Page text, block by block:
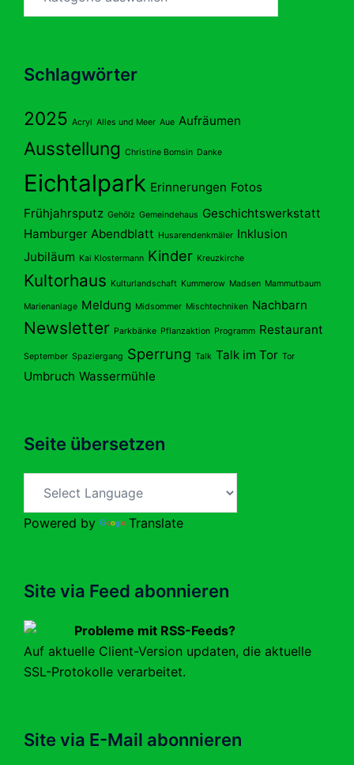
Schlagwörter
2025 Acryl Alles und Meer Aue Aufräumen
Ausstellung Christine Bomsin Danke
Eichtalpark Erinnerungen Fotos
Frühjahrsputz Gehölz Gemeindehaus Geschichtswerkstatt
Hamburger Abendblatt Husarendenkmäler Inklusion
Jubiläum Kai Klostermann Kinder Kreuzkirche
Kultorhaus Kulturlandschaft Kummerow Madsen Mammutbaum
Marienanlage Meldung Midsommer Mischtechniken Nachbarn
Newsletter Parkbänke Pflanzaktion Programm Restaurant
September Spaziergang Sperrung Talk Talk im Tor Tor
Umbruch Wassermühle
Seite übersetzen
Powered by Translate
Site via Feed abonnieren
Probleme mit RSS-Feeds?
Auf aktuelle Client-Version updaten, die aktuelle
SSL-Protokolle verarbeitet.
Site via E-Mail abonnieren